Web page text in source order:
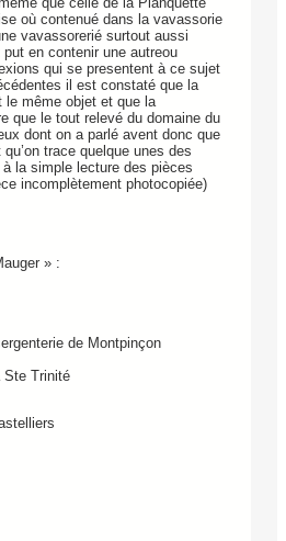
où contenué dans la vavassorie
vavassorerié surtout aussi
en contenir une autreou
qui se presentent à ce sujet
il est constaté que la
le même objet et que la
que le tout relevé du domaine du
dont on a parlé avent donc que
trace quelque unes des
la simple lecture des pièces
incomplètement photocopiée)
» :
de Montpinçon
Ste Trinité